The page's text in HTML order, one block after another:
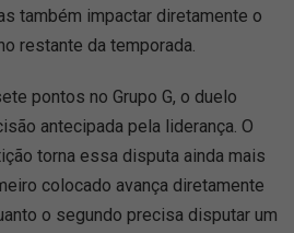
também impactar diretamente o
restante da temporada.
pontos no Grupo G, o duelo
antecipada pela liderança. O
torna essa disputa ainda mais
colocado avança diretamente
o segundo precisa disputar um